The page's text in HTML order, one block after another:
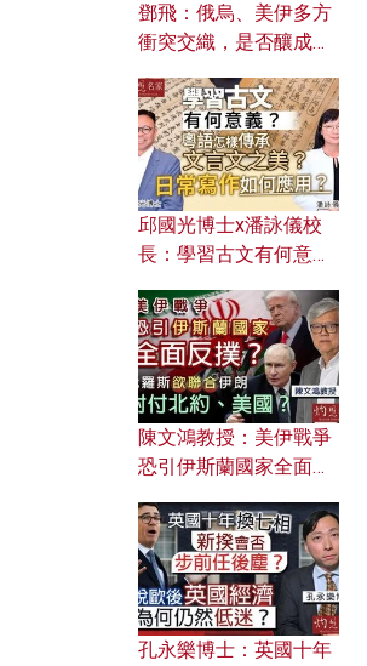
鄧飛：俄烏、美伊多方
衝突交織，是否釀成世
風險攻擊美軍，背後有
何盤算？
邱國光博士x潘詠儀校
長：學習古文有何意
文之美？ 日常寫作如何
應用？
陳文鴻教授：美伊戰爭
恐引伊斯蘭國家全面反
對付北約美國？
孔永樂博士：英國十年